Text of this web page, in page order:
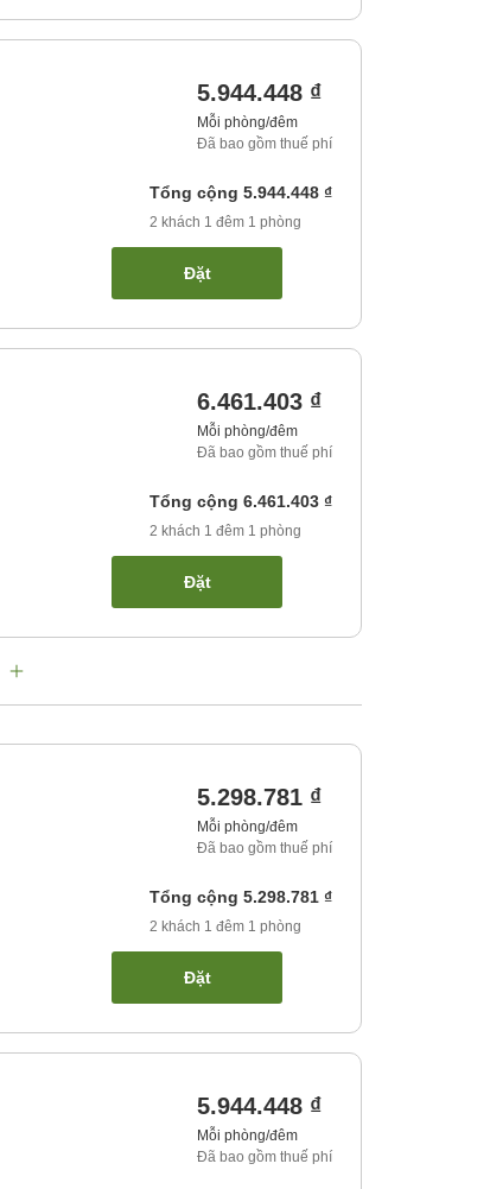
5.944.448 ₫
Mỗi phòng/đêm
Đã bao gồm thuế phí
Tổng cộng 5.944.448 ₫
2 khách 1 đêm 1 phòng
Đặt
6.461.403 ₫
Mỗi phòng/đêm
Đã bao gồm thuế phí
Tổng cộng 6.461.403 ₫
2 khách 1 đêm 1 phòng
Đặt
5.298.781 ₫
Mỗi phòng/đêm
Đã bao gồm thuế phí
Tổng cộng 5.298.781 ₫
2 khách 1 đêm 1 phòng
Đặt
5.944.448 ₫
Mỗi phòng/đêm
Đã bao gồm thuế phí